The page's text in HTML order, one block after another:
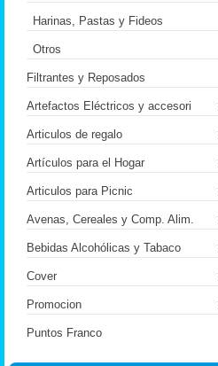
Harinas, Pastas y Fideos
Otros
Filtrantes y Reposados
Artefactos Eléctricos y accesori
Articulos de regalo
Artículos para el Hogar
Articulos para Picnic
Avenas, Cereales y Comp. Alim.
Bebidas Alcohólicas y Tabaco
Cover
Promocion
Puntos Franco